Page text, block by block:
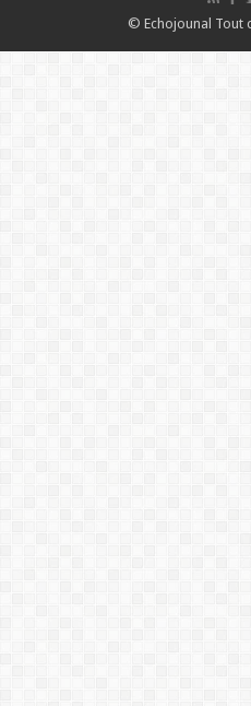
© Echojounal Tout